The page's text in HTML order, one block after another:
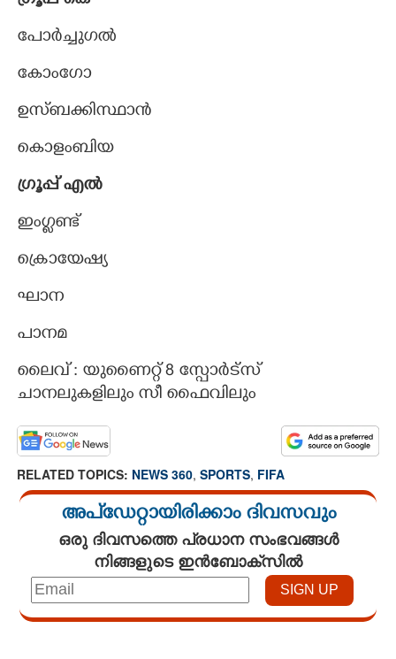
പോർച്ചുഗൽ
കോംഗോ
ഉസ്ബക്കിസ്ഥാൻ
കൊളംബിയ
ഗ്രൂപ്പ് എൽ
ഇംഗ്ളണ്ട്
ക്രൊയേഷ്യ
ഘാന
പാനമ
ലൈവ് : യുണൈറ്റ് 8 സ്പോർട്സ്
ചാനലുകളിലും സീ ഫൈവിലും
RELATED TOPICS: NEWS 360, SPORTS, FIFA
അപ്ഡേറ്റായിരിക്കാം ദിവസവും
ഒരു ദിവസത്തെ പ്രധാന സംഭവങ്ങൾ
നിങ്ങളുടെ ഇൻബോക്സിൽ